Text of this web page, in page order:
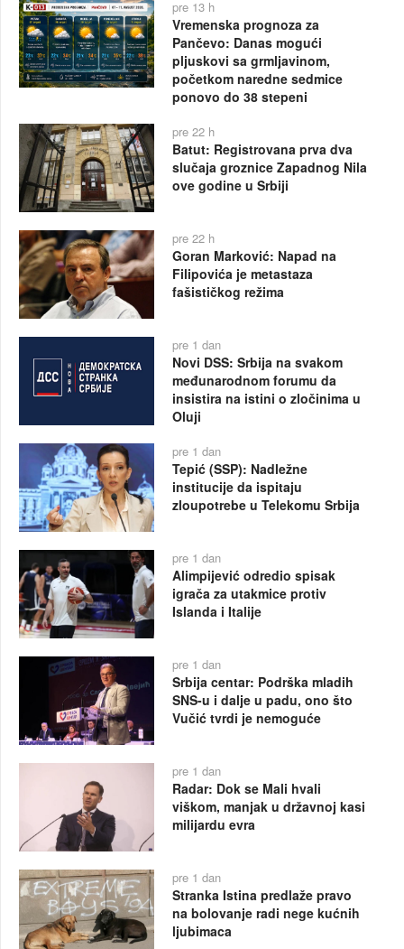
pre 13 h
Vremenska prognoza za
Pančevo: Danas mogući
pljuskovi sa grmljavinom,
početkom naredne sedmice
ponovo do 38 stepeni
pre 22 h
Batut: Registrovana prva dva
slučaja groznice Zapadnog Nila
ove godine u Srbiji
pre 22 h
Goran Marković: Napad na
Filipovića je metastaza
fašističkog režima
pre 1 dan
Novi DSS: Srbija na svakom
međunarodnom forumu da
insistira na istini o zločinima u
Oluji
pre 1 dan
Tepić (SSP): Nadležne
institucije da ispitaju
zloupotrebe u Telekomu Srbija
pre 1 dan
Alimpijević odredio spisak
igrača za utakmice protiv
Islanda i Italije
pre 1 dan
Srbija centar: Podrška mladih
SNS-u i dalje u padu, ono što
Vučić tvrdi je nemoguće
pre 1 dan
Radar: Dok se Mali hvali
viškom, manjak u državnoj kasi
milijardu evra
pre 1 dan
Stranka Istina predlaže pravo
na bolovanje radi nege kućnih
ljubimaca